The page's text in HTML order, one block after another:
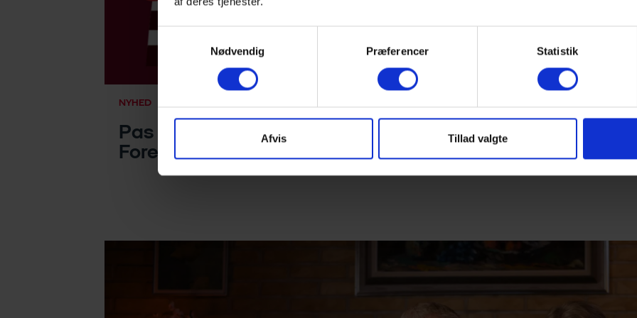
Nødvendig
Præferencer Statistik
Afvis Tillad valgte
NYHED
Pas på i
Foreningsdanmark
Følg med i udviklingen